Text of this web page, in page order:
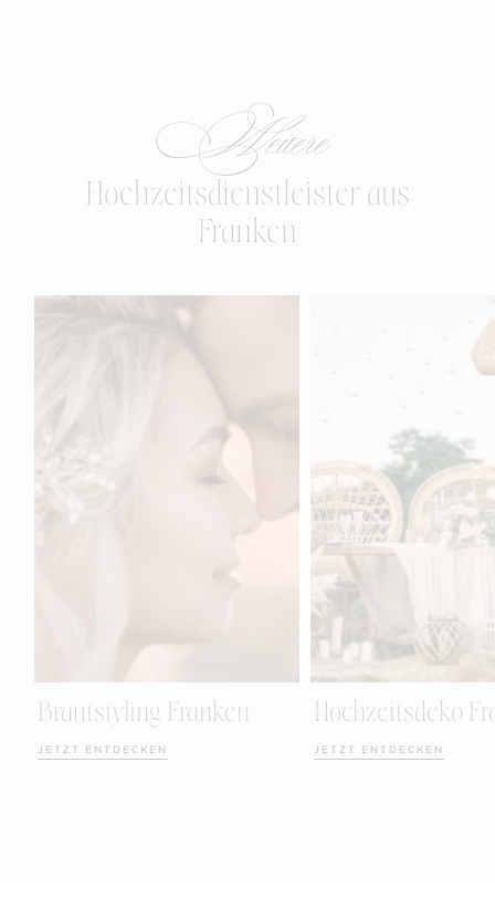
Weitere
Hochzeitsdienstleister aus
Franken
Brautstyling Franken
JETZT ENTDECKEN
Hochzeitsdeko
JETZT ENTDECKEN